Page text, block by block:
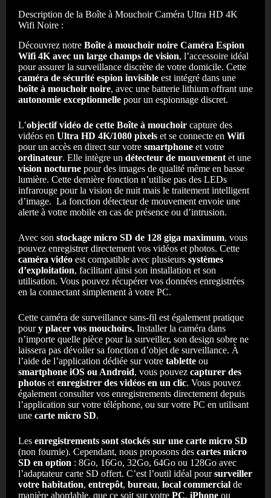
Description de la Boîte à Mouchoir Caméra Ultra HD 4K
Wifi Noire :
Découvrez notre Boîte à mouchoir noire Caméra Espion
Wifi 4K avec un large champs de vision, l’accessoire idéal
pour assurer la surveillance discrète de votre domicile. Cette
caméra de sécurité espion invisible est intégré dans une
boîte à mouchoir noire, avec une batterie lithium offrant une
autonomie exceptionnelle pour un espionnage discret.
L’objectif vidéo de cette Boîte à mouchoir capture des
vidéos en Ultra HD 4K/1080 pixels et se connecte en Wifi
pour un accès en direct sur votre smartphone et votre
ordinateur. Elle intègre un détecteur de mouvement et une
vision nocturne pour des images de qualité même en basse
lumière. Cette dernière fonction n’utilise pas des LEDs
infrarouge pour la vision de nuit mais le traitement intelligent
d’image. La fonction détecteur de mouvement envoie une
alerte à votre mobile en cas de présence ou d’intrusion.
Avec son stockage micro SD de 128 giga maximum, vous
pouvez enregistrer directement vos vidéos et photos. Cette
caméra vidéo est compatible avec plusieurs systèmes
d’exploitation, facilitant ainsi son installation et son
utilisation. Vous pouvez récupérer vos données enregistrées
en la connectant simplement à votre PC.
Cette caméra de surveillance sans-fil est également pratique
poury placer vos mouchoirs. Installer la caméra dans
n’importe quelle pièce pour la surveiller, son design sobre ne
laissera pas dévoiler sa fonction d’objet de surveillance. À
l’aide de l’application dédiée sur votre tablette ou
smartphone iOS ou Android, vous pouvez capturer des
photos et enregistrer des vidéos en un clic. Vous pouvez
également consulter vos enregistrements directement depuis
l’application sur votre téléphone, ou sur votre PC en utilisant
une carte micro SD.
Les enregistrements sont stockés sur une carte micro SD
(non fournie). Cependant, nous proposons des cartes micro
SD en option : 8Go, 16Go, 32Go, 64Go ou 128Go avec
l’adaptateur carte SD offert. C’est l’outil idéal poursurveiller
votre habitation, entrepôt, bureau, local commercial de
manière abordable, que ce soit sur votre PC, iPhone ou